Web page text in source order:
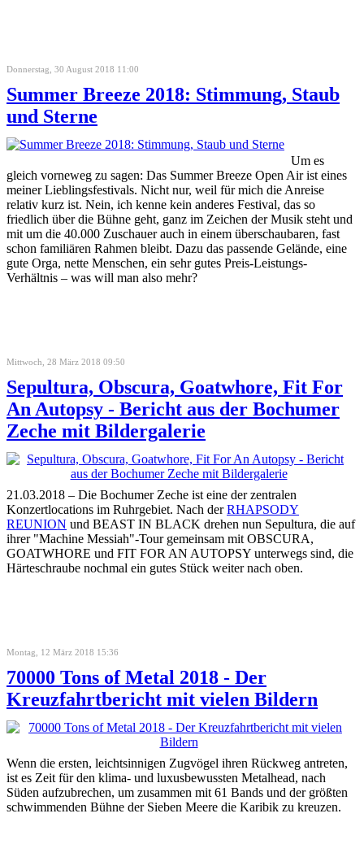
Donnerstag, 30 August 2018 11:00
Summer Breeze 2018: Stimmung, Staub
und Sterne
Um es
gleich vorneweg zu sagen: Das Summer Breeze Open Air ist eines
meiner Lieblingsfestivals. Nicht nur, weil für mich die Anreise
relativ kurz ist. Nein, ich kenne kein anderes Festival, das so
friedlich über die Bühne geht, ganz im Zeichen der Musik steht und
mit um die 40.000 Zuschauer auch in einem überschaubaren, fast
schon familiären Rahmen bleibt. Dazu das passende Gelände, eine
gute Orga, nette Menschen, ein sehr gutes Preis-Leistungs-
Verhältnis – was will man also mehr?
Mittwoch, 28 März 2018 09:50
Sepultura, Obscura, Goatwhore, Fit For
An Autopsy - Bericht aus der Bochumer
Zeche mit Bildergalerie
21.03.2018 – Die Bochumer Zeche ist eine der zentralen
Konzertlocations im Ruhrgebiet. Nach derRHAPSODY
REUNION und BEAST IN BLACK drehen nun Sepultura, die auf
ihrer "Machine Messiah"-Tour gemeinsam mit OBSCURA,
GOATWHORE und FIT FOR AN AUTOPSY unterwegs sind, die
Härteschraube nochmal ein gutes Stück weiter nach oben.
Montag, 12 März 2018 15:36
70000 Tons of Metal 2018 - Der
Kreuzfahrtbericht mit vielen Bildern
Wenn die ersten, leichtsinnigen Zugvögel ihren Rückweg antreten,
ist es Zeit für den klima- und luxusbewussten Metalhead, nach
Süden aufzubrechen, um zusammen mit 61 Bands und der größten
schwimmenden Bühne der Sieben Meere die Karibik zu kreuzen.